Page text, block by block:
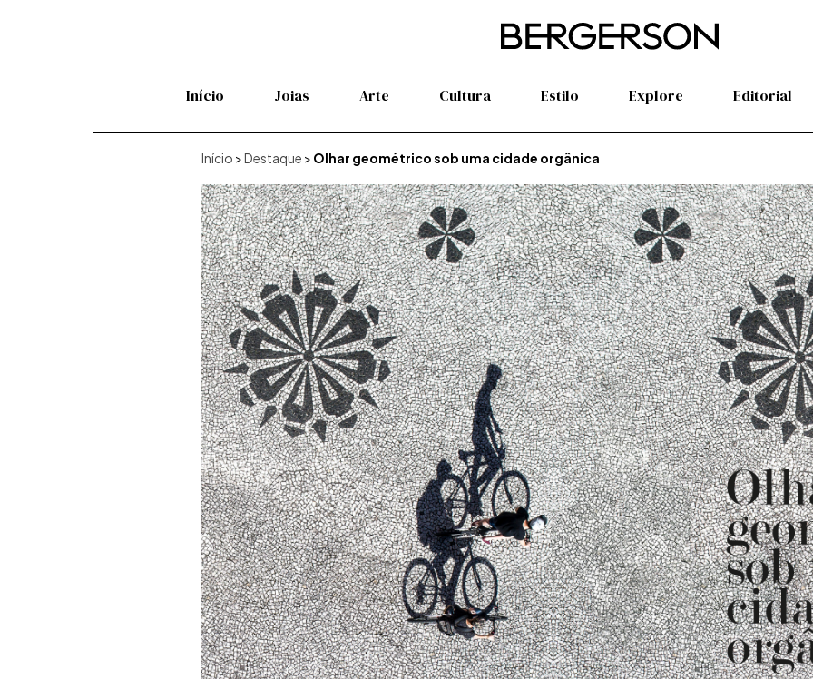
Início Joias Arte Cultura Estilo Explore Editorial
Início >Destaque > Olhar geométrico sob uma cidade orgânica